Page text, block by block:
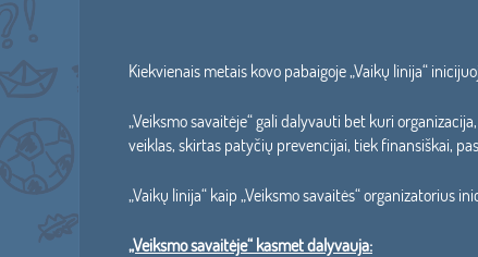
Kiekvienais metais kovo pabaigoje „Vaikų linija“
„Veiksmo savaitėje“ gali dalyvauti bet kuri
veiklas, skirtas patyčių prevencijai, tiek finansiškai,
„Vaikų linija“ kaip „Veiksmo savaitės“ organizatorius
„Veiksmo savaitėje“ kasmet dalyvauja: